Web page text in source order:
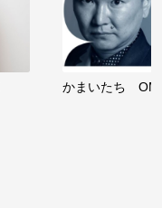
かまいたち